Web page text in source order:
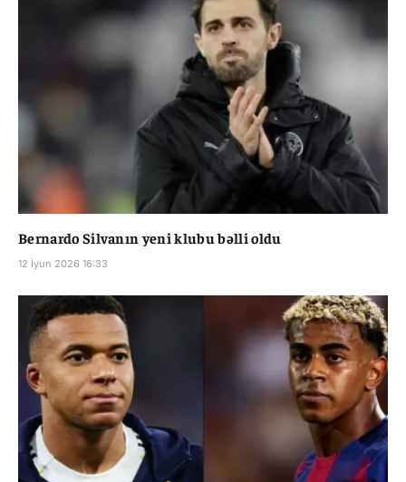
Bernardo Silvanın yeni klubu bəlli oldu
12 İyun 2026 16:33